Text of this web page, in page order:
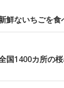
鮮ないちごを食
国1400カ所の